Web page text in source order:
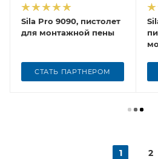
Sila Pro 9090, пистолет
для монтажной пены
СТАТЬ ПАРТНЕРОМ
1 2